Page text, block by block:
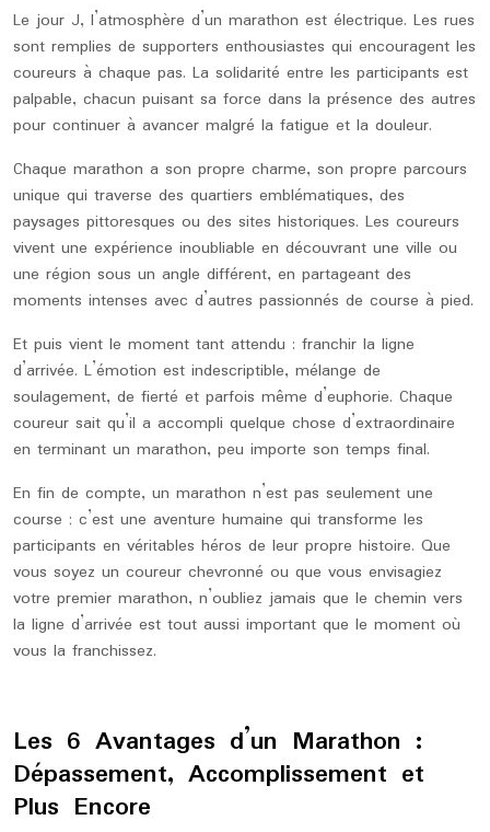
Le jour J, l’atmosphère d’un marathon est électrique. Les rues
sont remplies de supporters enthousiastes qui encouragent les
coureurs à chaque pas. La solidarité entre les participants est
palpable, chacun puisant sa force dans la présence des autres
pour continuer à avancer malgré la fatigue et la douleur.
Chaque marathon a son propre charme, son propre parcours
unique qui traverse des quartiers emblématiques, des
paysages pittoresques ou des sites historiques. Les coureurs
vivent une expérience inoubliable en découvrant une ville ou
une région sous un angle différent, en partageant des
moments intenses avec d’autres passionnés de course à pied.
Et puis vient le moment tant attendu : franchir la ligne
d’arrivée. L’émotion est indescriptible, mélange de
soulagement, de fierté et parfois même d’euphorie. Chaque
coureur sait qu’il a accompli quelque chose d’extraordinaire
en terminant un marathon, peu importe son temps final.
En fin de compte, un marathon n’est pas seulement une
course ; c’est une aventure humaine qui transforme les
participants en véritables héros de leur propre histoire. Que
vous soyez un coureur chevronné ou que vous envisagiez
votre premier marathon, n’oubliez jamais que le chemin vers
la ligne d’arrivée est tout aussi important que le moment où
vous la franchissez.
Les 6 Avantages d’un Marathon :
Dépassement, Accomplissement et
Plus Encore